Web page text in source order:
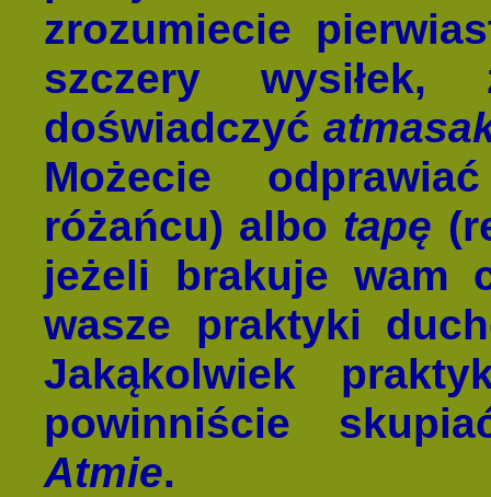
zrozumiecie
szczery wysiłek,
doświadczyć
Możecie
różańcu) albo tapę
jeżeli brakuje wam
wasze praktyki
Jakąkolwiek
powinniście
Atmie.